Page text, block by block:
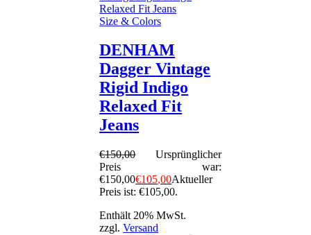
Size & Colors
DENHAM
Dagger Vintage
Rigid Indigo
Relaxed Fit
Jeans
€150,00
Ursprünglicher
Preis war:
€150,00€105,00Aktueller
Preis ist: €105,00.
Enthält 20% MwSt.
zzgl.Versand